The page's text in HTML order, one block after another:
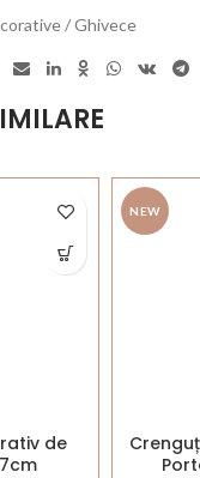
/ Ghivece
de
NEW